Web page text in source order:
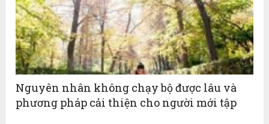
Nguyên nhân không chạy bộ được lâu và
phương pháp cải thiện cho người mới tập